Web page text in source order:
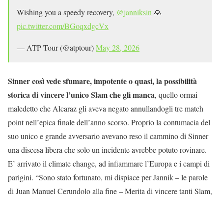
Wishing you a speedy recovery, @janniksin 🙏
pic.twitter.com/BGoqxdgcVx
— ATP Tour (@atptour)May 28, 2026
Sinner così vede sfumare, impotente o quasi, la possibilità
storica di vincere l’unico Slam che gli manca, quello ormai
maledetto che Alcaraz gli aveva negato annullandogli tre match
point nell’epica finale dell’anno scorso. Proprio la contumacia del
suo unico e grande avversario avevano reso il cammino di Sinner
una discesa libera che solo un incidente avrebbe potuto rovinare.
E’ arrivato il climate change, ad infiammare l’Europa e i campi di
parigini. “Sono stato fortunato, mi dispiace per Jannik – le parole
di Juan Manuel Cerundolo alla fine – Merita di vincere tanti Slam,